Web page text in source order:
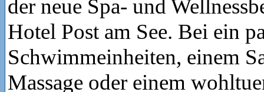
der neue Spa- und
Hotel Post am See. Bei ein
Schwimmeinheiten, einem
Massage oder einem